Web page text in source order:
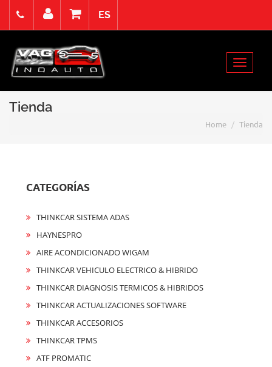
ES
Select Language▼ Viernes 7 Agosto de 2026
Acceso Registro
Toggle
Tienda
Home Tienda
CATEGORÍAS
THINKCAR SISTEMA ADAS
HAYNESPRO
AIRE ACONDICIONADO WIGAM
THINKCAR VEHICULO ELECTRICO & HIBRIDO
THINKCAR DIAGNOSIS TERMICOS & HIBRIDOS
THINKCAR ACTUALIZACIONES SOFTWARE
THINKCAR ACCESORIOS
THINKCAR TPMS
ATF PROMATIC